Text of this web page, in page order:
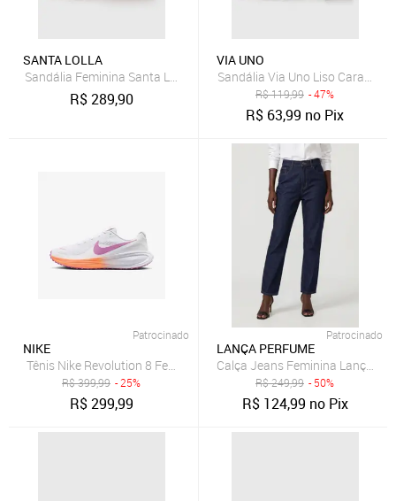
SANTA LOLLA
Sandália Feminina Santa Lolla Salto Médio Tiras Marrom
R$289,90
VIA UNO
Sandália Via Uno Liso Caramelo
R$119,99 - 47%
R$ 63,99 no Pix
Patrocinado
NIKE
Tênis Nike Revolution 8 Feminino
R$399,99 - 25%
R$299,99
Patrocinado
LANÇA PERFUME
Calça Jeans Feminina Lança
R$249,99 - 50%
R$ 124,99 no Pix